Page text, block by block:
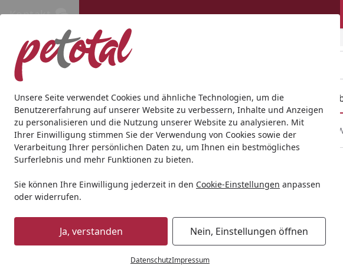
Unsere Seite verwendet Cookies und ähnliche Technologien, um die
Benutzererfahrung auf unserer Website zu verbessern, Inhalte und Anzeigen
zu personalisieren und die Nutzung unserer Website zu analysieren. Mit
Ihrer Einwilligung stimmen Sie der Verwendung von Cookies sowie der
Verarbeitung Ihrer persönlichen Daten zu, um Ihnen ein bestmögliches
Surferlebnis und mehr Funktionen zu bieten.
Sie können Ihre Einwilligung jederzeit in den Cookie-Einstellungen anpassen
oder widerrufen.
Ja, verstanden Nein, Einstellungen öffnen
DatenschutzImpressum
Kontakt
Hund Katze Aquaristik Teich Andere Tierarten Geschenkideen
Startseite
Hund Transport & Reise Transportboxen & -taschen NOBBY Autotasche